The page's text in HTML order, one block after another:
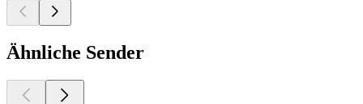
Ähnliche Sender